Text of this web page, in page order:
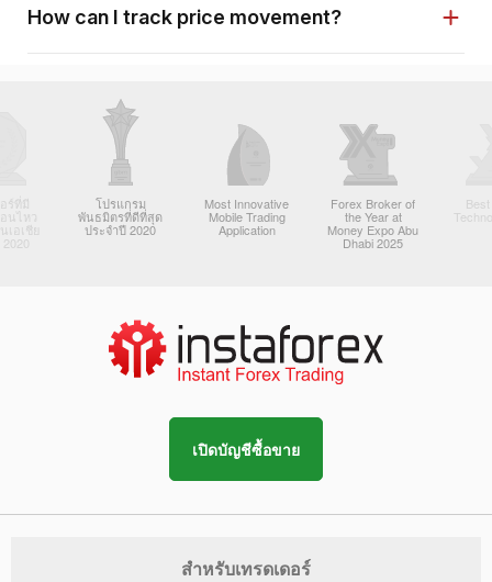
How can I track price movement?
ร์ที่มี
ไหว
อเชีย
โปรแกรม
พันธมิตรที่ดีที่สุด
ประจำปี 2020
Most Innovative
Mobile Trading
Application
Forex Broker of
the Year at
Money Expo Abu
Dhabi 2025
เปิดบัญชีซื้อขาย
สำหรับเทรดเดอร์